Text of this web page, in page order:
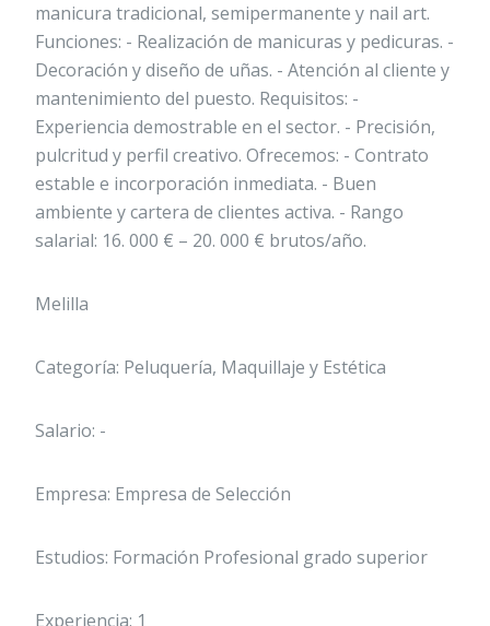
manicura tradicional, semipermanente y nail art.
Funciones: - Realización de manicuras y pedicuras. -
Decoración y diseño de uñas. - Atención al cliente y
mantenimiento del puesto. Requisitos: -
Experiencia demostrable en el sector. - Precisión,
pulcritud y perfil creativo. Ofrecemos: - Contrato
estable e incorporación inmediata. - Buen
ambiente y cartera de clientes activa. - Rango
salarial: 16. 000 € – 20. 000 € brutos/año.
Melilla
Categoría: Peluquería, Maquillaje y Estética
Salario: -
Empresa: Empresa de Selección
Estudios: Formación Profesional grado superior
Experiencia: 1